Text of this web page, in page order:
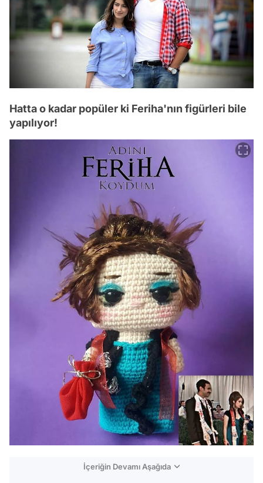
Hatta o kadar popüler ki Feriha'nın figürleri bile
yapılıyor!
İçeriğin Devamı Aşağıda